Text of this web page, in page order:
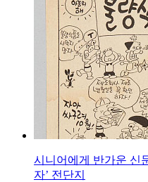
시니어에게 반가운 신
자’ 전단지